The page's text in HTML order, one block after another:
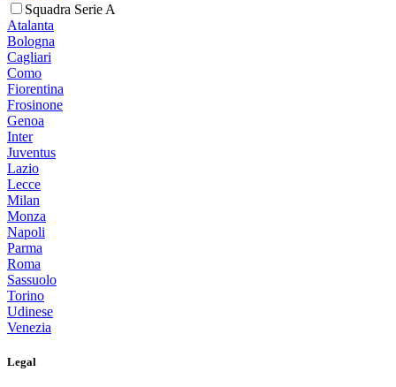
Squadra Serie A
Atalanta
Bologna
Cagliari
Como
Fiorentina
Frosinone
Genoa
Inter
Juventus
Lazio
Lecce
Milan
Monza
Napoli
Parma
Roma
Sassuolo
Torino
Udinese
Venezia
Legal